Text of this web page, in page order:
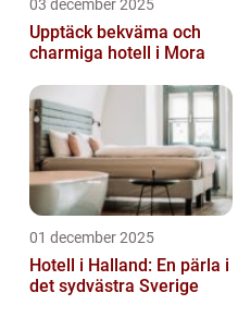
03 december 2025
Upptäck bekväma och
charmiga hotell i Mora
01 december 2025
Hotell i Halland: En pärla i
det sydvästra Sverige